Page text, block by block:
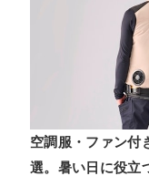
空調服・ファン付
選。暑い日に役立